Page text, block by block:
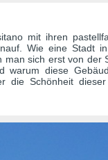
mit ihren
Wie eine Stadt
sich erst von der
warum diese
Schönheit